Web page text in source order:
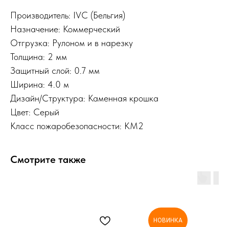
Производитель: IVC (Бельгия)
Назначение: Коммерческий
Отгрузка: Рулоном и в нарезку
Толщина: 2 мм
Защитный слой: 0.7 мм
Ширина: 4.0 м
Дизайн/Структура: Каменная крошка
Цвет: Серый
Класс пожаробезопасности: КМ2
Смотрите также
НОВИНКА